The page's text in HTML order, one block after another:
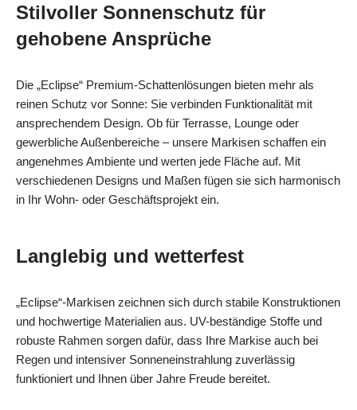
Stilvoller Sonnenschutz für
gehobene Ansprüche
Die „Eclipse“ Premium-Schattenlösungen bieten mehr als
reinen Schutz vor Sonne: Sie verbinden Funktionalität mit
ansprechendem Design. Ob für Terrasse, Lounge oder
gewerbliche Außenbereiche – unsere Markisen schaffen ein
angenehmes Ambiente und werten jede Fläche auf. Mit
verschiedenen Designs und Maßen fügen sie sich harmonisch
in Ihr Wohn- oder Geschäftsprojekt ein.
Langlebig und wetterfest
„Eclipse“-Markisen zeichnen sich durch stabile Konstruktionen
und hochwertige Materialien aus. UV-beständige Stoffe und
robuste Rahmen sorgen dafür, dass Ihre Markise auch bei
Regen und intensiver Sonneneinstrahlung zuverlässig
funktioniert und Ihnen über Jahre Freude bereitet.